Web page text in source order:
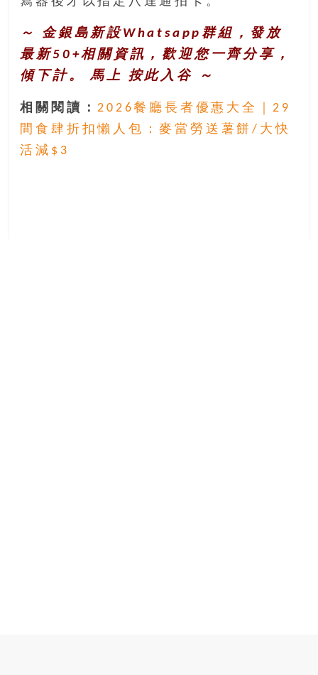
～ 金銀島新設Whatsapp群組，發放
最新50+相關資訊，歡迎您一齊分享，
傾下計。 馬上 按此入谷 ～
相關閱讀：2026餐廳長者優惠大全｜29
間食肆折扣懶人包：麥當勞送薯餅/大快
活減$3